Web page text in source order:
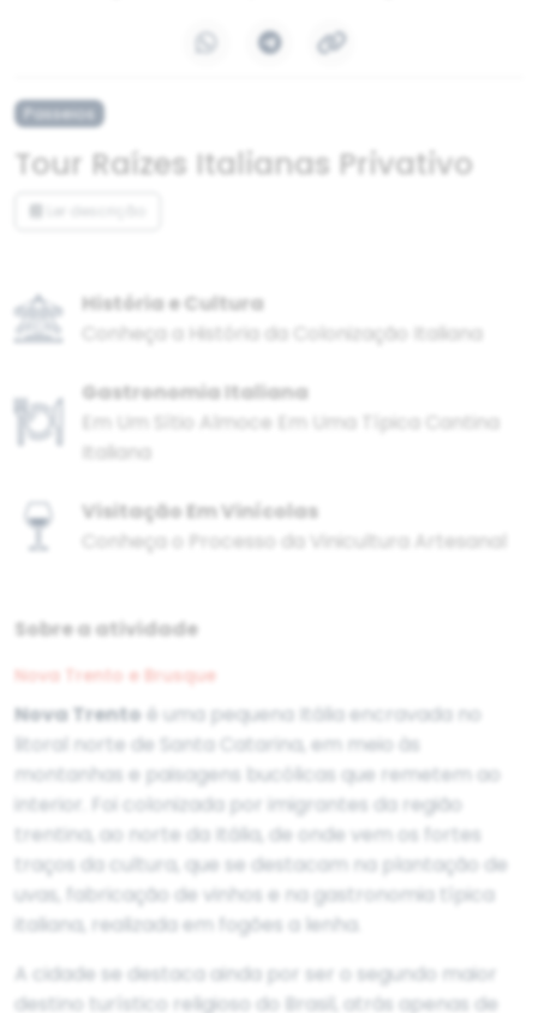
Passeios
Tour Raízes Italianas Privativo
História e Cultura
Conheça a História da Colonização Italiana
Gastronomia Italiana
Em Um Sítio Almoce Em Uma Típica Cantina
Italiana
Visitação Em Vinícolas
Conheça o Processo da Vinicultura Artesanal
Sobre a atividade
Nova Trento e Brusque
Nova Trento é uma pequena Itália encravada no
litoral norte de Santa Catarina, em meio às
montanhas e paisagens bucólicas que remetem ao
interior. Foi colonizada por imigrantes da região
trentina, ao norte da Itália, de onde vem os fortes
traços da cultura, que se destacam na plantação de
uvas, fabricação de vinhos e na gastronomia típica
italiana, realizada em fogões a lenha.
A cidade se destaca ainda por ser o segundo maior
destino turístico religioso do Brasil, atrás apenas de